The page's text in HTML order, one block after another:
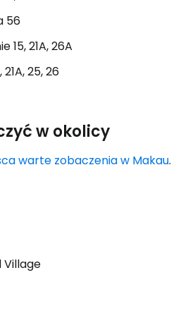
56
15, 21A, 26A
25, 26
w okolicy
warte zobaczenia w Makau.
Village